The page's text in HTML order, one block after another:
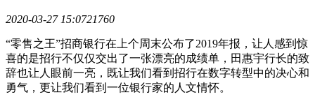
2020-03-27 15:0721760
“零售之王”招商银行在上个周末公布了2019年报，让人感到惊
喜的是招行不仅仅交出了一张漂亮的成绩单，田惠宇行长的致
辞也让人眼前一亮，既让我们看到招行在数字转型中的决心和
勇气，更让我们看到一位银行家的人文情怀。